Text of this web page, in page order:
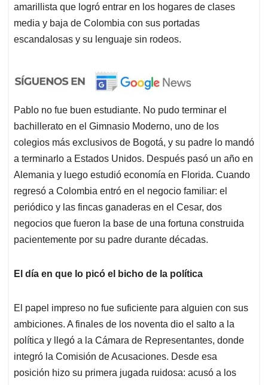
amarillista que logró entrar en los hogares de clases
media y baja de Colombia con sus portadas
escandalosas y su lenguaje sin rodeos.
Pablo no fue buen estudiante. No pudo terminar el
bachillerato en el Gimnasio Moderno, uno de los
colegios más exclusivos de Bogotá, y su padre lo mandó
a terminarlo a Estados Unidos. Después pasó un año en
Alemania y luego estudió economía en Florida. Cuando
regresó a Colombia entró en el negocio familiar: el
periódico y las fincas ganaderas en el Cesar, dos
negocios que fueron la base de una fortuna construida
pacientemente por su padre durante décadas.
El día en que lo picó el bicho de la política
El papel impreso no fue suficiente para alguien con sus
ambiciones. A finales de los noventa dio el salto a la
política y llegó a la Cámara de Representantes, donde
integró la Comisión de Acusaciones. Desde esa
posición hizo su primera jugada ruidosa: acusó a los